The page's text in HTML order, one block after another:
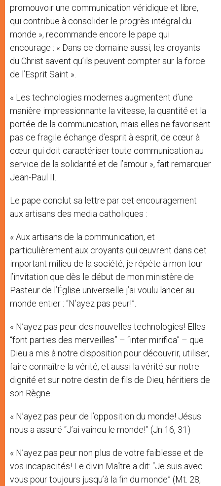
promouvoir une communication véridique et libre,
qui contribue à consolider le progrès intégral du
monde », recommande encore le pape qui
encourage : « Dans ce domaine aussi, les croyants
du Christ savent qu’ils peuvent compter sur la force
de l’Esprit Saint ».
« Les technologies modernes augmentent d’une
manière impressionnante la vitesse, la quantité et la
portée de la communication, mais elles ne favorisent
pas ce fragile échange d’esprit à esprit, de cœur à
cœur qui doit caractériser toute communication au
service de la solidarité et de l’amour », fait remarquer
Jean-Paul II.
Le pape conclut sa lettre par cet encouragement
aux artisans des media catholiques :
« Aux artisans de la communication, et
particulièrement aux croyants qui œuvrent dans cet
important milieu de la société, je répète à mon tour
l’invitation que dès le début de mon ministère de
Pasteur de l’Église universelle j’ai voulu lancer au
monde entier : “N’ayez pas peur!”.
« N’ayez pas peur des nouvelles technologies! Elles
“font parties des merveilles” – “inter mirifica” – que
Dieu a mis à notre disposition pour découvrir, utiliser,
faire connaître la vérité, et aussi la vérité sur notre
dignité et sur notre destin de fils de Dieu, héritiers de
son Règne.
« N’ayez pas peur de l’opposition du monde! Jésus
nous a assuré “J’ai vaincu le monde!” (Jn 16, 31)
« N’ayez pas peur non plus de votre faiblesse et de
vos incapacités! Le divin Maître a dit: “Je suis avec
vous pour toujours jusqu’à la fin du monde” (Mt. 28,